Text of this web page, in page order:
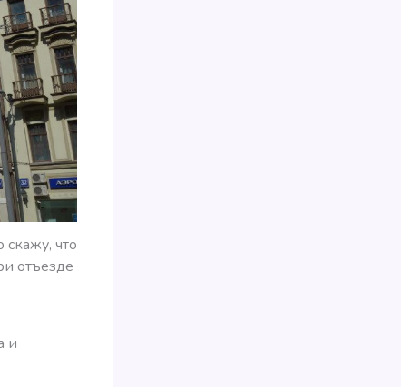
скажу, что
отъезде
и